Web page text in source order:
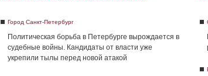
Город Санкт-Петербург
Политическая борьба в Петербурге вырождается в
судебные войны. Кандидаты от власти уже
укрепили тылы перед новой атакой